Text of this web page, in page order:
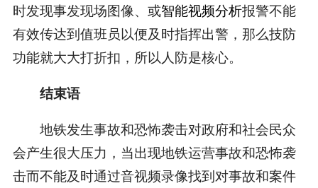
时发现事发现场图像、或智能视频分析报警不能
有效传达到值班员以便及时指挥出警，那么技防
功能就大大打折扣，所以人防是核心。
结束语
地铁发生事故和恐怖袭击对政府和社会民众
会产生很大压力，当出现地铁运营事故和恐怖袭
击而不能及时通过音视频录像找到对事故和案件